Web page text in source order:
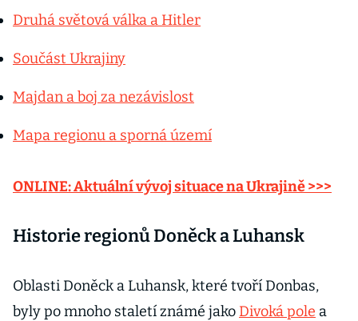
Druhá světová válka a Hitler
Součást Ukrajiny
Majdan a boj za nezávislost
Mapa regionu a sporná území
ONLINE: Aktuální vývoj situace na Ukrajině >>>
Historie regionů Doněck a Luhansk
Oblasti Doněck a Luhansk, které tvoří Donbas,
byly po mnoho staletí známé jako Divoká pole a